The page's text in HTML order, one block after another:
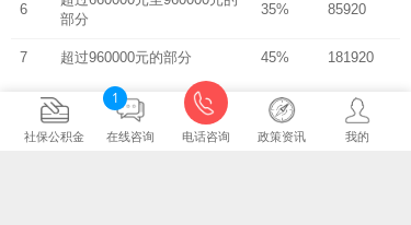
6
部分
35% 85920
7 超过960000元的部分 45% 181920
相关资讯
社保公积金
1
在线咨询 电话咨询 政策资讯 我的